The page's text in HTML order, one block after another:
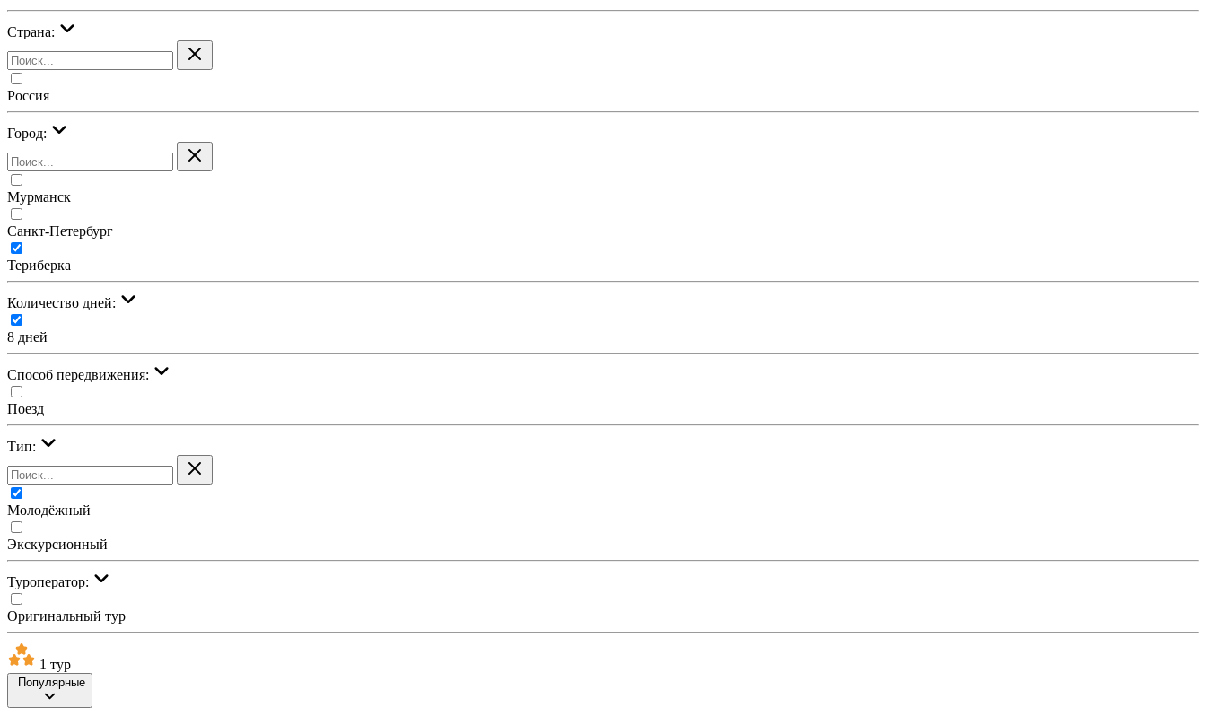
Страна:
Россия
Город:
Мурманск
Санкт-Петербург
Териберка
Количество дней:
8 дней
Cпособ передвижения:
Поезд
Тип:
Молодёжный
Экскурсионный
Туроператор:
Оригинальный тур
1 тур
Популярные